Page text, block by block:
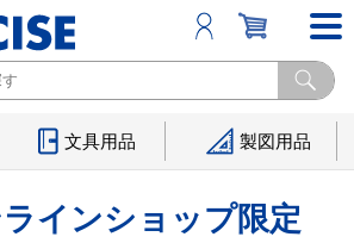
文具用品 製図用品
インショップ限定